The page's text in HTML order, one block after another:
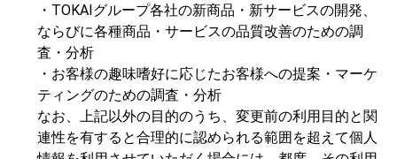
・TOKAIグループ各社の新商品・新サービスの開発、
ならびに各種商品・サービスの品質改善のための調
査・分析
・お客様の趣味嗜好に応じたお客様への提案・マーケ
ティングのための調査・分析
なお、上記以外の目的のうち、変更前の利用目的と関
連性を有すると合理的に認められる範囲を超えて個人